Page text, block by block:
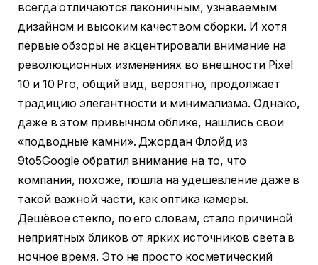
всегда отличаются лаконичным, узнаваемым
дизайном и высоким качеством сборки. И хотя
первые обзоры не акцентировали внимание на
революционных изменениях во внешности Pixel
10 и 10 Pro, общий вид, вероятно, продолжает
традицию элегантности и минимализма. Однако,
даже в этом привычном облике, нашлись свои
«подводные камни». Джордан Флойд из
9to5Google обратил внимание на то, что
компания, похоже, пошла на удешевление даже в
такой важной части, как оптика камеры.
Дешёвое стекло, по его словам, стало причиной
неприятных бликов от ярких источников света в
ночное время. Это не просто косметический